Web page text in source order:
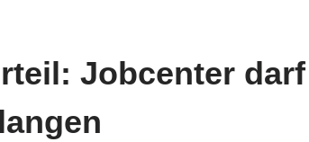
Jobcenter